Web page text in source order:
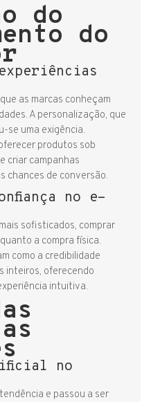
do
do
as marcas conheçam
A personalização, que
se uma exigência.
produtos sob
criar campanhas
chances de conversão.
no e-
sofisticados, comprar
a compra física.
como a credibilidade
inteiros, oferecendo
intuitiva.
no
e passou a ser